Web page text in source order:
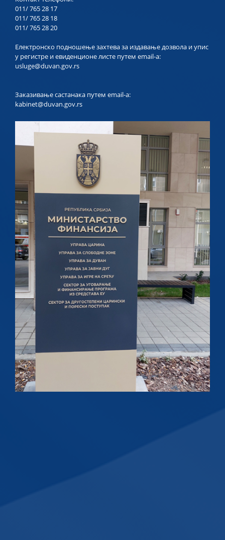
011/ 765 28 17
011/ 765 28 18
011/ 765 28 20
Електронско подношење захтева за издавање дозвола и упис
у регистре и евиденционе листе путем email-a:
usluge@duvan.gov.rs
Заказивање састанака путем email-a:
kabinet@duvan.gov.rs